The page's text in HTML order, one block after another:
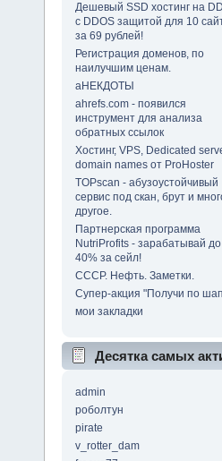
Дешевый SSD хостинг на
с DDOS защитой для 10
за 69 рублей!
Регистрация доменов, по
наилучшим ценам.
аНЕКДОТЫ
ahrefs.com - появился
инструмент для анализа
обратных ссылок
Хостинг, VPS, Dedicated
domain names от ProHoster
TOPscan - абузоустойчивый
сервис под скан, брут и
другое.
Партнерская программа
NutriProfits - зарабатывай до
40% за сейл!
СССР. Нефть. Заметки.
Супер-акция "Получи по
мои закладки
Десятка самых
admin
роболтун
pirate
v_rotter_dam